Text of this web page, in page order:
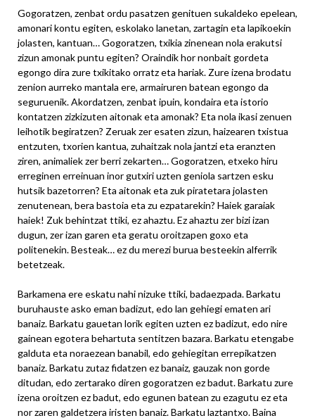
Gogoratzen, zenbat ordu pasatzen genituen sukaldeko epelean,
amonari kontu egiten, eskolako lanetan, zartagin eta lapikoekin
jolasten, kantuan… Gogoratzen, txikia zinenean nola erakutsi
zizun amonak puntu egiten? Oraindik hor nonbait gordeta
egongo dira zure txikitako orratz eta hariak. Zure izena brodatu
zenion aurreko mantala ere, armairuren batean egongo da
seguruenik. Akordatzen, zenbat ipuin, kondaira eta istorio
kontatzen zizkizuten aitonak eta amonak? Eta nola ikasi zenuen
leihotik begiratzen? Zeruak zer esaten zizun, haizearen txistua
entzuten, txorien kantua, zuhaitzak nola jantzi eta eranzten
ziren, animaliek zer berri zekarten… Gogoratzen, etxeko hiru
erreginen erreinuan inor gutxiri uzten geniola sartzen esku
hutsik bazetorren? Eta aitonak eta zuk piratetara jolasten
zenutenean, bera bastoia eta zu ezpatarekin? Haiek garaiak
haiek! Zuk behintzat ttiki, ez ahaztu. Ez ahaztu zer bizi izan
dugun, zer izan garen eta geratu oroitzapen goxo eta
politenekin. Besteak… ez du merezi burua besteekin alferrik
betetzeak.
Barkamena ere eskatu nahi nizuke ttiki, badaezpada. Barkatu
buruhauste asko eman badizut, edo lan gehiegi ematen ari
banaiz. Barkatu gauetan lorik egiten uzten ez badizut, edo nire
gainean egotera behartuta sentitzen bazara. Barkatu etengabe
galduta eta noraezean banabil, edo gehiegitan errepikatzen
banaiz. Barkatu zutaz fidatzen ez banaiz, gauzak non gorde
ditudan, edo zertarako diren gogoratzen ez badut. Barkatu zure
izena oroitzen ez badut, edo egunen batean zu ezagutu ez eta
nor zaren galdetzera iristen banaiz. Barkatu laztantxo. Baina